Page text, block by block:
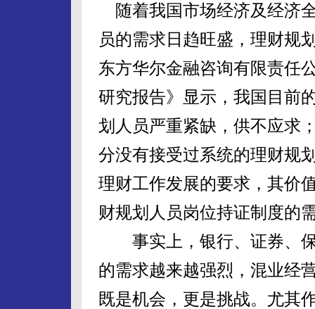
随着我国市场经济及经济
员的需求日趋旺盛，理财规
东方华尔金融咨询有限责任
研究报告》显示，我国目前
划人员严重紧缺，供不应求
分没有接受过系统的理财规
理财工作发展的要求，其价
财规划人员岗位持证制度的
事实上，银行、证券、保
的需求越来越强烈，混业经
既是机会，更是挑战。尤其